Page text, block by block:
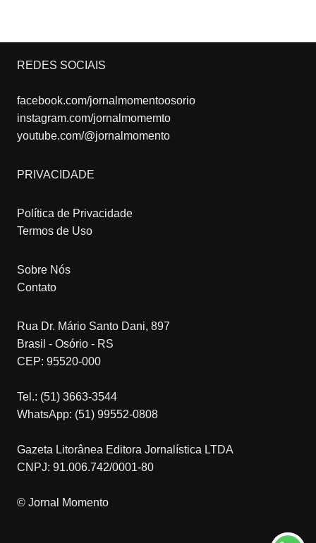
REDES SOCIAIS
facebook.com/jornalmomentoosorio
instagram.com/jornalmomemto
youtube.com/@jornalmomento
PRIVACIDADE
Política de Privacidade
Termos de Uso
Sobre Nós
Contato
Rua Dr. Mário Santo Dani, 897
Brasil - Osório - RS
CEP: 95520-000
Tel.: (51) 3663-3544
WhatsApp: (51) 99552-0808
Gazeta Litorânea Editora Jornalística LTDA
CNPJ: 91.006.742/0001-80
© Jornal Momento